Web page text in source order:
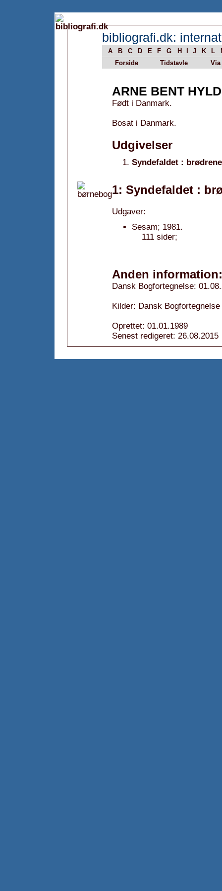
bibliografi.dk:
A B C D E F G H J K L
Forside
Tidstavle Via
ARNE BENT
Født i Danmark.
Bosat i Danmark.
Udgivelser
Syndefaldet :
1: Syndefaldet :
Udgaver:
Sesam; 1981.
111 sider;
Anden information:
Dansk Bogfortegnelse:
Kilder: Dansk
Oprettet: 01.01.1989
Senest redigeret: 26.08.2015